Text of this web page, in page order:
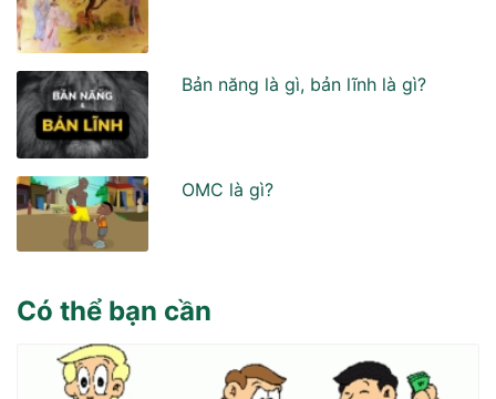
Bản năng là gì, bản lĩnh là gì?
OMC là gì?
Có thể bạn cần